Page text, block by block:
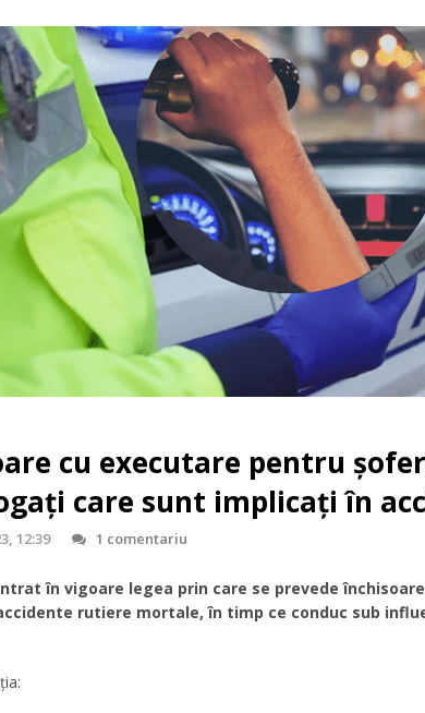
cu executare pentru
care sunt implicați în
12:39 1 comentariu
în vigoare legea prin care se prevede
rutiere mortale, în timp ce conduc sub